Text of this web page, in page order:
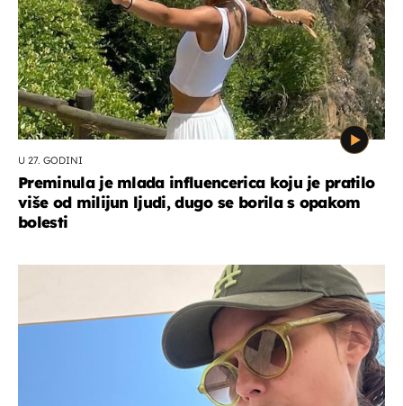
U 27. GODINI
Preminula je mlada influencerica koju je pratilo
više od milijun ljudi, dugo se borila s opakom
bolesti